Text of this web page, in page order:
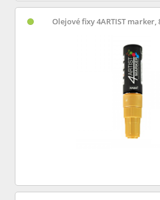
Olejové fixy 4ARTIST marker,